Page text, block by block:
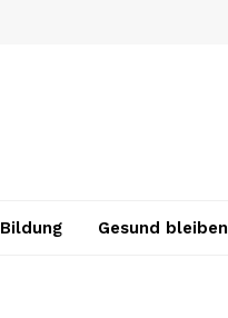
Bildung Gesund bleiben